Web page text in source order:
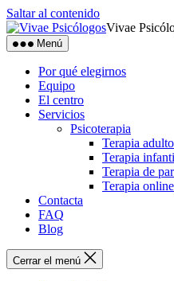
Saltar al contenido
Vivae
Menú
Por qué elegirnos
Equipo
El centro
Servicios
Psicoterapia
Terapia
Terapia
Terapia de
Terapia online
Contacta
FAQ
Blog
Cerrar el menú